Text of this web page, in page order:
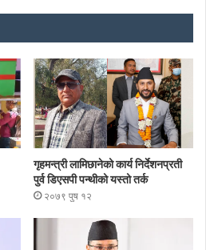
गृहमन्त्री लामिछानेको कार्य निर्देशनप्रती
पुर्व डिएसपी पन्थीको यस्तो तर्क
२०७९ पुष १२